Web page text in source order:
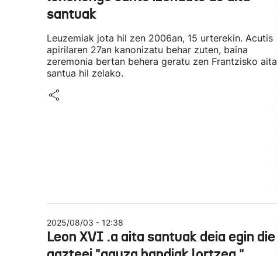
santuak
Leuzemiak jota hil zen 2006an, 15 urterekin. Acutis
apirilaren 27an kanonizatu behar zuten, baina
zeremonia bertan behera geratu zen Frantzisko aita
santua hil zelako.
2025/08/03 - 12:38
Leon XVI .a aita santuak deia egin die